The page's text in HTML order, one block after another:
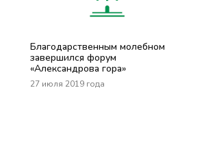
Благодарственным молебном
завершился форум
«Александрова гора»
27 июля 2019 года